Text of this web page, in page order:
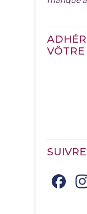
VÔTRE
SUIVRE